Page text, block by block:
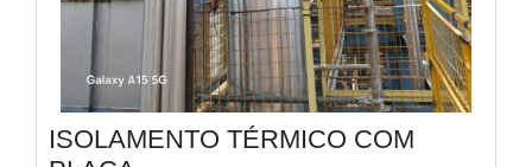
ISOLAMENTO TÉRMICO COM